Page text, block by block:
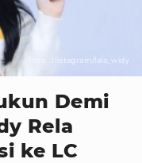
Foto : Instagram/lala_widy
Demi
Rela
ke LC